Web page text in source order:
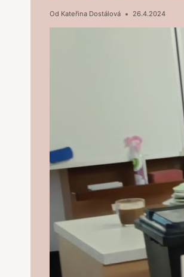
Od Kateřina Dostálová 26.4.2024